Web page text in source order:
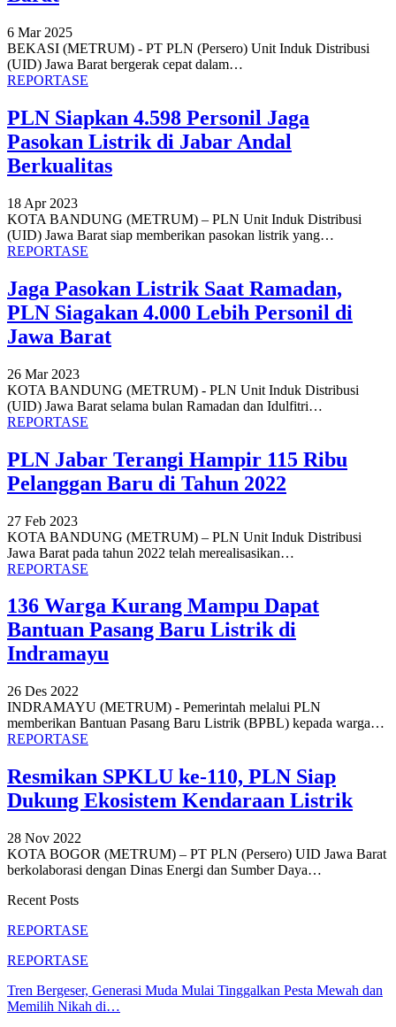
6 Mar 2025
BEKASI (METRUM) - PT PLN (Persero) Unit Induk Distribusi
(UID) Jawa Barat bergerak cepat dalam…
REPORTASE
PLN Siapkan 4.598 Personil Jaga
Pasokan Listrik di Jabar Andal
Berkualitas
18 Apr 2023
KOTA BANDUNG (METRUM) – PLN Unit Induk Distribusi
(UID) Jawa Barat siap memberikan pasokan listrik yang…
REPORTASE
Jaga Pasokan Listrik Saat Ramadan,
PLN Siagakan 4.000 Lebih Personil di
Jawa Barat
26 Mar 2023
KOTA BANDUNG (METRUM) - PLN Unit Induk Distribusi
(UID) Jawa Barat selama bulan Ramadan dan Idulfitri…
REPORTASE
PLN Jabar Terangi Hampir 115 Ribu
Pelanggan Baru di Tahun 2022
27 Feb 2023
KOTA BANDUNG (METRUM) – PLN Unit Induk Distribusi
Jawa Barat pada tahun 2022 telah merealisasikan…
REPORTASE
136 Warga Kurang Mampu Dapat
Bantuan Pasang Baru Listrik di
Indramayu
26 Des 2022
INDRAMAYU (METRUM) - Pemerintah melalui PLN
memberikan Bantuan Pasang Baru Listrik (BPBL) kepada warga…
REPORTASE
Resmikan SPKLU ke-110, PLN Siap
Dukung Ekosistem Kendaraan Listrik
28 Nov 2022
KOTA BOGOR (METRUM) – PT PLN (Persero) UID Jawa Barat
berkolaborasi dengan Dinas Energi dan Sumber Daya…
Recent Posts
REPORTASE
REPORTASE
Tren Bergeser, Generasi Muda Mulai Tinggalkan Pesta Mewah dan
Memilih Nikah di…